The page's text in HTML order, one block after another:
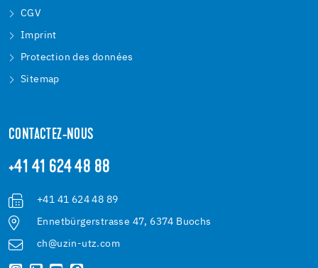
CGV
Imprint
Protection des données
Sitemap
CONTACTEZ-NOUS
+41 41 624 48 88
+41 41 624 48 89
Ennetbürgerstrasse 47, 6374 Buochs
ch@uzin-utz.com